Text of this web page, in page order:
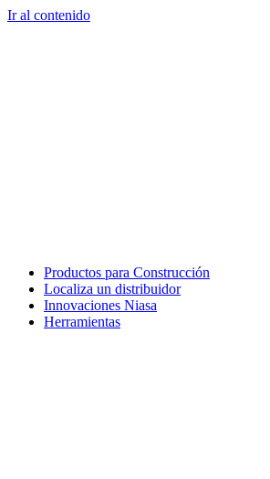
Ir al contenido
Productos para Construcción
Localiza un distribuidor
Innovaciones Niasa
Herramientas